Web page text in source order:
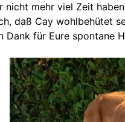
nicht mehr viel Zeit
daß Cay wohlbehütet
Dank für Eure spontane